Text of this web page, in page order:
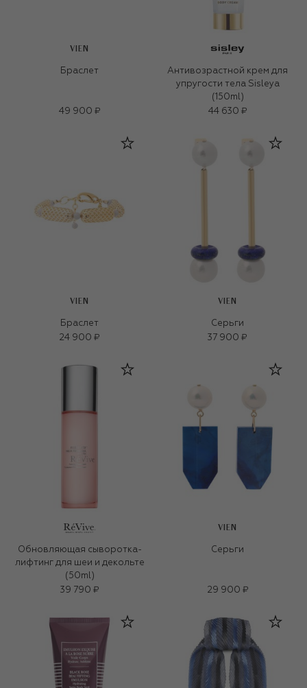
VIEN
Браслет
49 900 ₽
Антивозрастной крем для
упругости тела Sisleya
(150ml)
44 630 ₽
VIEN
Браслет
24 900 ₽
VIEN
Серьги
37 900 ₽
Обновляющая сыворотка-
лифтинг для шеи и декольте
(50ml)
39 790 ₽
VIEN
Серьги
29 900 ₽